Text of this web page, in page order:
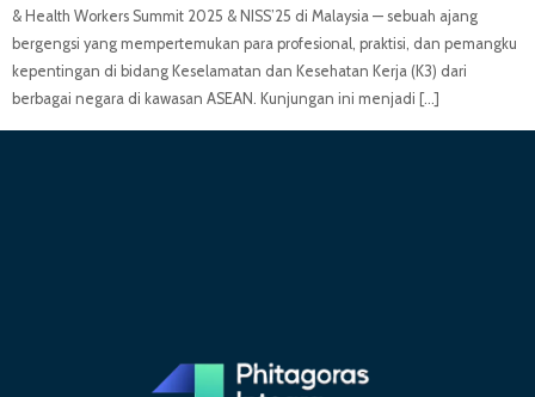
& Health Workers Summit 2025 & NISS’25 di Malaysia — sebuah ajang
bergengsi yang mempertemukan para profesional, praktisi, dan pemangku
kepentingan di bidang Keselamatan dan Kesehatan Kerja (K3) dari
berbagai negara di kawasan ASEAN. Kunjungan ini menjadi […]